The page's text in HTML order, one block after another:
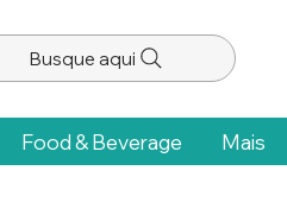
Busque aqui
Food & Beverage Mais